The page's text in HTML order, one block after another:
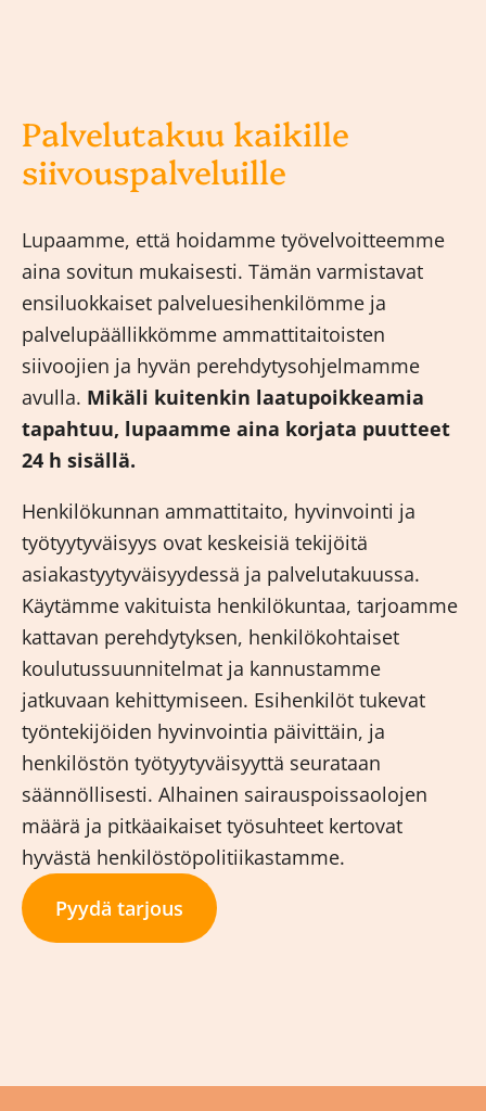
Palvelutakuu kaikille
siivouspalveluille
Lupaamme, että hoidamme työvelvoitteemme
aina sovitun mukaisesti. Tämän varmistavat
ensiluokkaiset palveluesihenkilömme ja
palvelupäällikkömme ammattitaitoisten
siivoojien ja hyvän perehdytysohjelmamme
avulla. Mikäli kuitenkin laatupoikkeamia
tapahtuu, lupaamme aina korjata puutteet
24 h sisällä.
Henkilökunnan ammattitaito, hyvinvointi ja
työtyytyväisyys ovat keskeisiä tekijöitä
asiakastyytyväisyydessä ja palvelutakuussa.
Käytämme vakituista henkilökuntaa, tarjoamme
kattavan perehdytyksen, henkilökohtaiset
koulutussuunnitelmat ja kannustamme
jatkuvaan kehittymiseen. Esihenkilöt tukevat
työntekijöiden hyvinvointia päivittäin, ja
henkilöstön työtyytyväisyyttä seurataan
säännöllisesti. Alhainen sairauspoissaolojen
määrä ja pitkäaikaiset työsuhteet kertovat
hyvästä henkilöstöpolitiikastamme.
Pyydä tarjous